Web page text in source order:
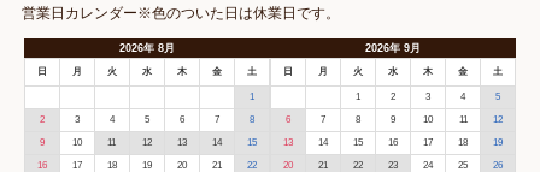
営業日カレンダー※色のついた日は休業日です。
2026年 8月
日 月 火 水 木 金 土
1
2 3 4 5 6 7 8
9 10 11 12 13 14 15
16 17 18 19 20 21 22
2026年9月
日 月 火 水 木 金 土
1 2 3 4 5
6 7 8 9 10 11 12
13 14 15 16 17 18 19
20 21 22 23 24 25 26